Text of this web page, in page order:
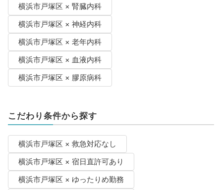
横浜市戸塚区 × 腎臓内科
横浜市戸塚区 × 神経内科
横浜市戸塚区 × 老年内科
横浜市戸塚区 × 血液内科
横浜市戸塚区 × 膠原病科
こだわり条件から探す
横浜市戸塚区 × 救急対応なし
横浜市戸塚区 × 宿日直許可あり
横浜市戸塚区 × ゆったりめ勤務